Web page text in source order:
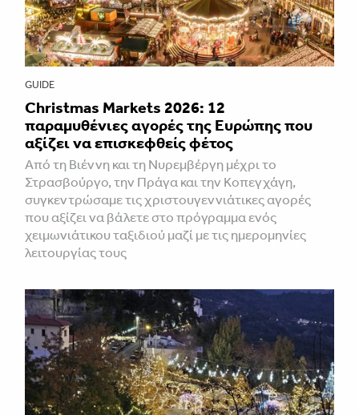
GUIDE
Christmas Markets 2026: 12
παραμυθένιες αγορές της Ευρώπης που
αξίζει να επισκεφθείς φέτος
Από τη Βιέννη και τη Νυρεμβέργη μέχρι το
Στρασβούργο, την Πράγα και την Κοπεγχάγη,
συγκεντρώσαμε τις χριστουγεννιάτικες αγορές
που αξίζει να βάλετε στο πρόγραμμα ενός
χειμωνιάτικου ταξιδιού μαζί με τις ημερομηνίες
λειτουργίας τους